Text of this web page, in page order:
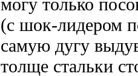
(с шок-лидером
самую дугу
толще стальки